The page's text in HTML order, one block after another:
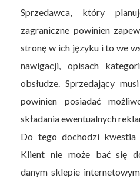
Sprzedawca, który
zagraniczne powinien
stronę w ich języku i to we
nawigacji, opisach
obsłudze. Sprzedający
powinien posiadać
składania ewentualnych
Do tego dochodzi kwestia
Klient nie może bać się
danym sklepie